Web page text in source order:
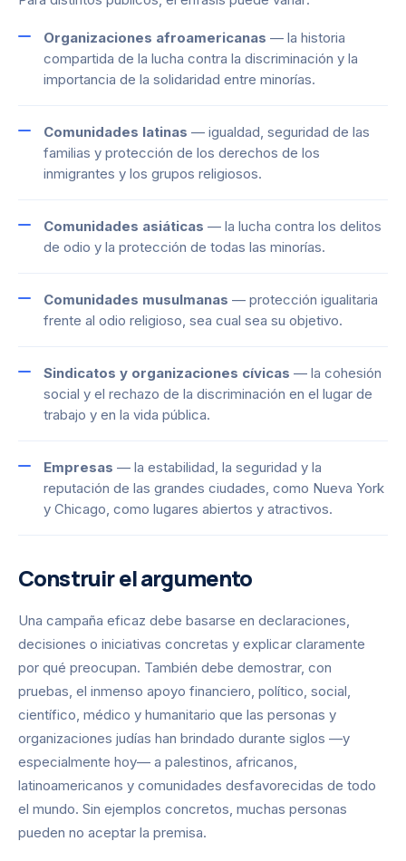
Organizaciones afroamericanas — la historia
compartida de la lucha contra la discriminación y la
importancia de la solidaridad entre minorías.
Comunidades latinas — igualdad, seguridad de las
familias y protección de los derechos de los
inmigrantes y los grupos religiosos.
Comunidades asiáticas — la lucha contra los delitos
de odio y la protección de todas las minorías.
Comunidades musulmanas — protección igualitaria
frente al odio religioso, sea cual sea su objetivo.
Sindicatos y organizaciones cívicas — la cohesión
social y el rechazo de la discriminación en el lugar de
trabajo y en la vida pública.
Empresas — la estabilidad, la seguridad y la
reputación de las grandes ciudades, como Nueva York
y Chicago, como lugares abiertos y atractivos.
Construir el argumento
Una campaña eficaz debe basarse en declaraciones,
decisiones o iniciativas concretas y explicar claramente
por qué preocupan. También debe demostrar, con
pruebas, el inmenso apoyo financiero, político, social,
científico, médico y humanitario que las personas y
organizaciones judías han brindado durante siglos —y
especialmente hoy— a palestinos, africanos,
latinoamericanos y comunidades desfavorecidas de todo
el mundo. Sin ejemplos concretos, muchas personas
pueden no aceptar la premisa.